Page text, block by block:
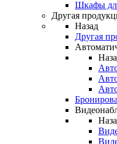
Шкафы
Другая
Назад
Другая